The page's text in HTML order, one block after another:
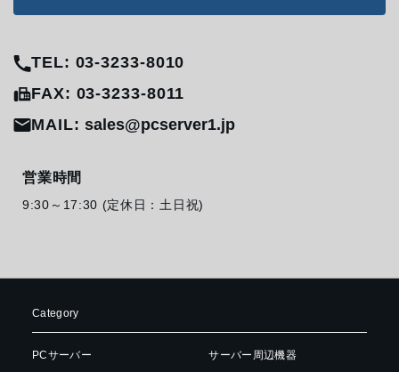
TEL: 03-3233-8010
FAX: 03-3233-8011
MAIL:sales@pcserver1.jp
営業時間
9:30～17:30 (定休日：土日祝)
Category
PCサーバー サーバー周辺機器